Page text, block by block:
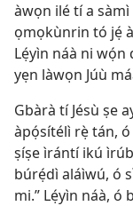
àwọn ilé tí a
ọmọkùnrin tó jẹ́
Lẹ́yìn náà ni wọ́n
yẹn làwọn Júù
Gbàrà tí Jésù ṣe
àpọ́sítélì rẹ̀ tán,
ṣíṣe ìrántí ikú
búrẹ́dì aláìwú, ó
mi.” Lẹ́yìn náà,